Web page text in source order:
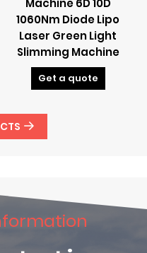
Machine 6D 10D
1060Nm Diode Lipo
Laser Green Light
Slimming Machine
Get a quote